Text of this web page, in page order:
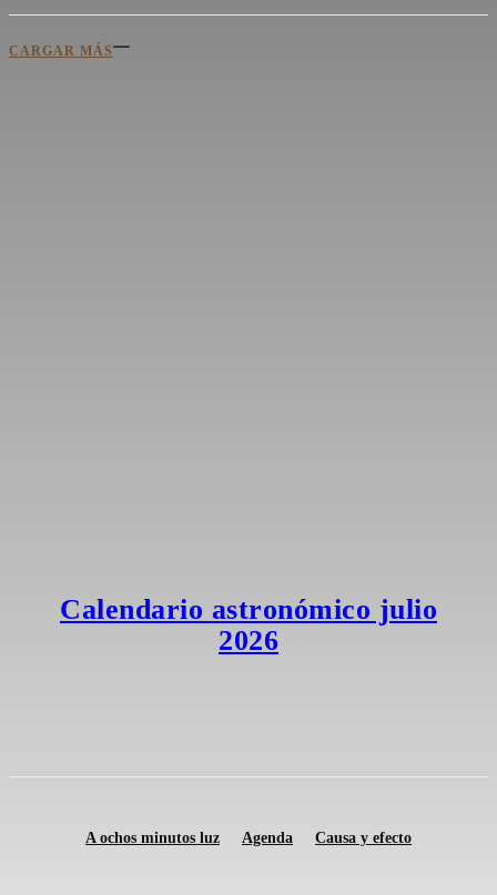
Calendario astronómico julio
2026
CARGAR MÁS
A ochos minutos luz Agenda Causa y efecto